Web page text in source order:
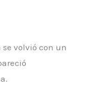
se volvió con un